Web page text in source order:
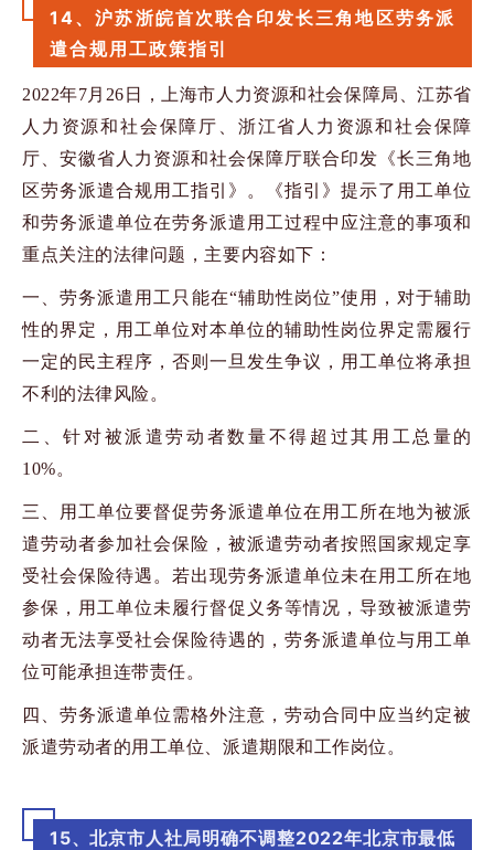
14、沪苏浙皖首次联合印发长三角地区劳务派
遣合规用工政策指引
2022年7月 26 日，上海市人力资源和社会保障局、江苏省
人力资源和社会保障厅、浙江省人力资源和社会保障
厅、安徽省人力资源和社会保障厅联合印发《长三角地
区劳务派遣合规用工指引》。《指引》提示了用工单位
和劳务派遣单位在劳务派遣用工过程中应注意的事项和
重点关注的法律问题，主要内容如下：
一、劳务派遣用工只能在“辅助性岗位”使用，对于辅助
性的界定，用工单位对本单位的辅助性岗位界定需履行
一定的民主程序，否则一旦发生争议，用工单位将承担
不利的法律风险。
二、针对被派遣劳动者数量不得超过其用工总量的
10%。
三、用工单位要督促劳务派遣单位在用工所在地为被派
遣劳动者参加社会保险，被派遣劳动者按照国家规定享
受社会保险待遇。若出现劳务派遣单位未在用工所在地
参保，用工单位未履行督促义务等情况，导致被派遣劳
动者无法享受社会保险待遇的，劳务派遣单位与用工单
位可能承担连带责任。
四、劳务派遣单位需格外注意，劳动合同中应当约定被
派遣劳动者的用工单位、派遣期限和工作岗位。
15、北京市人社局明确不调整2022年北京市最低